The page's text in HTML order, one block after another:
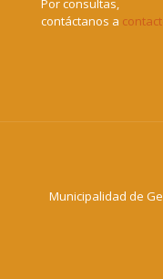
Por consultas,
contáctanos a
Municipalidad de